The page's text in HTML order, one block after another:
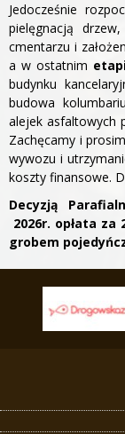
Jedocześnie
pielęgnacją
cmentarzu i
a w ostatnim
budynku
budowa
alejek asfaltowych
Zachęcamy i
wywozu i
koszty finansowe.
Decyzją
2026r. opłata
grobem